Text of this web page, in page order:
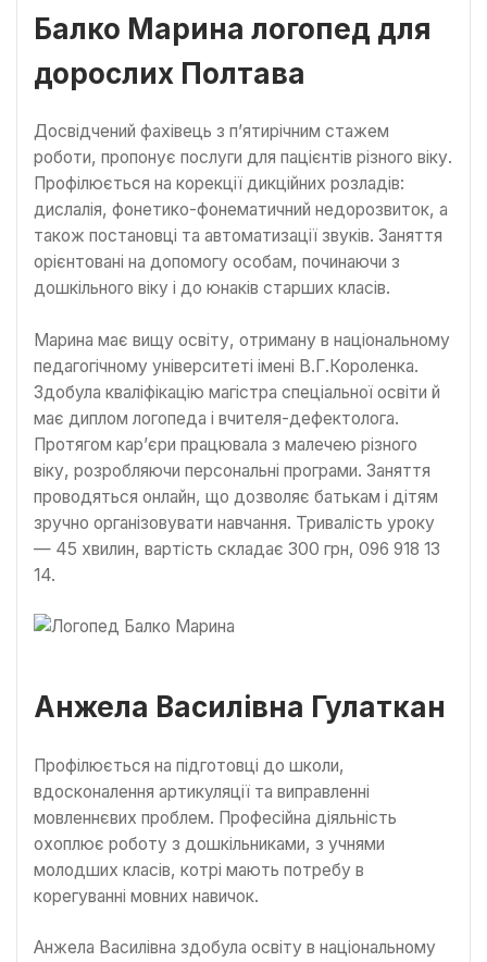
Балко Марина логопед для
дорослих Полтава
Досвідчений фахівець з п’ятирічним стажем
роботи, пропонує послуги для пацієнтів різного віку.
Профілюється на корекції дикційних розладів:
дислалія, фонетико-фонематичний недорозвиток, а
також постановці та автоматизації звуків. Заняття
орієнтовані на допомогу особам, починаючи з
дошкільного віку і до юнаків старших класів.
Марина має вищу освіту, отриману в національному
педагогічному університеті імені В.Г.Короленка.
Здобула кваліфікацію магістра спеціальної освіти й
має диплом логопеда і вчителя-дефектолога.
Протягом кар’єри працювала з малечею різного
віку, розробляючи персональні програми. Заняття
проводяться онлайн, що дозволяє батькам і дітям
зручно організовувати навчання. Тривалість уроку
— 45 хвилин, вартість складає 300 грн, 096 918 13
14.
Анжела Василівна Гулаткан
Профілюється на підготовці до школи,
вдосконалення артикуляції та виправленні
мовленнєвих проблем. Професійна діяльність
охоплює роботу з дошкільниками, з учнями
молодших класів, котрі мають потребу в
корегуванні мовних навичок.
Анжела Василівна здобула освіту в національному